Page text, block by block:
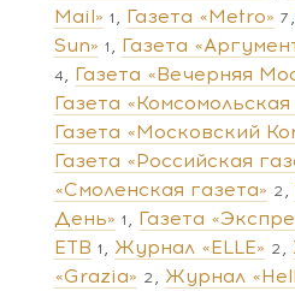
Mail» 1 Газета «Metro» 7
Sun» 1 Газета
4 Газета «Вечерняя
Газета
Газета «Московский
Газета «Российская
«Смоленская газета» 2
День» 1 Газета
ЕТВ 1 Журнал «ELLE» 2
«Grazia» 2 Журнал